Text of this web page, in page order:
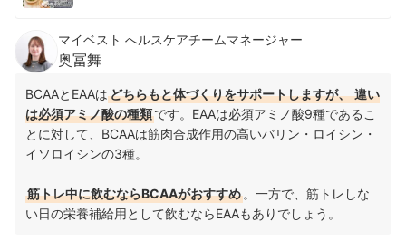
マイベスト へルスケアチームマネージャー
奥冨舞
BCAAと EAAはどちらもと体づくりをサポートしますが、 違い
は必須アミノ酸の種類です。EAAは必須アミノ酸9種であるこ
とに対して、BCAAは筋肉合成作用の高いバリン・ロイシン・
イソロイシンの3種。
筋トレ中に飲むならBCAAがおすすめ 。一方で、筋トレしな
い日の栄養補給用として飲むならEAAもありでしょう。